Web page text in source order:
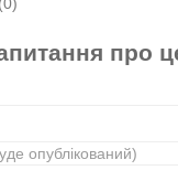
про
опублікований)